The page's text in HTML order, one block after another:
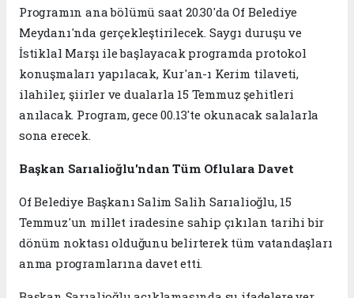
Programın ana bölümü saat 20.30'da Of Belediye
Meydanı'nda gerçekleştirilecek. Saygı duruşu ve
İstiklal Marşı ile başlayacak programda protokol
konuşmaları yapılacak, Kur'an-ı Kerim tilaveti,
ilahiler, şiirler ve dualarla 15 Temmuz şehitleri
anılacak. Program, gece 00.13'te okunacak salalarla
sona erecek.
Başkan Sarıalioğlu'ndan Tüm Oflulara Davet
Of Belediye Başkanı Salim Salih Sarıalioğlu, 15
Temmuz'un millet iradesine sahip çıkılan tarihi bir
dönüm noktası olduğunu belirterek tüm vatandaşları
anma programlarına davet etti.